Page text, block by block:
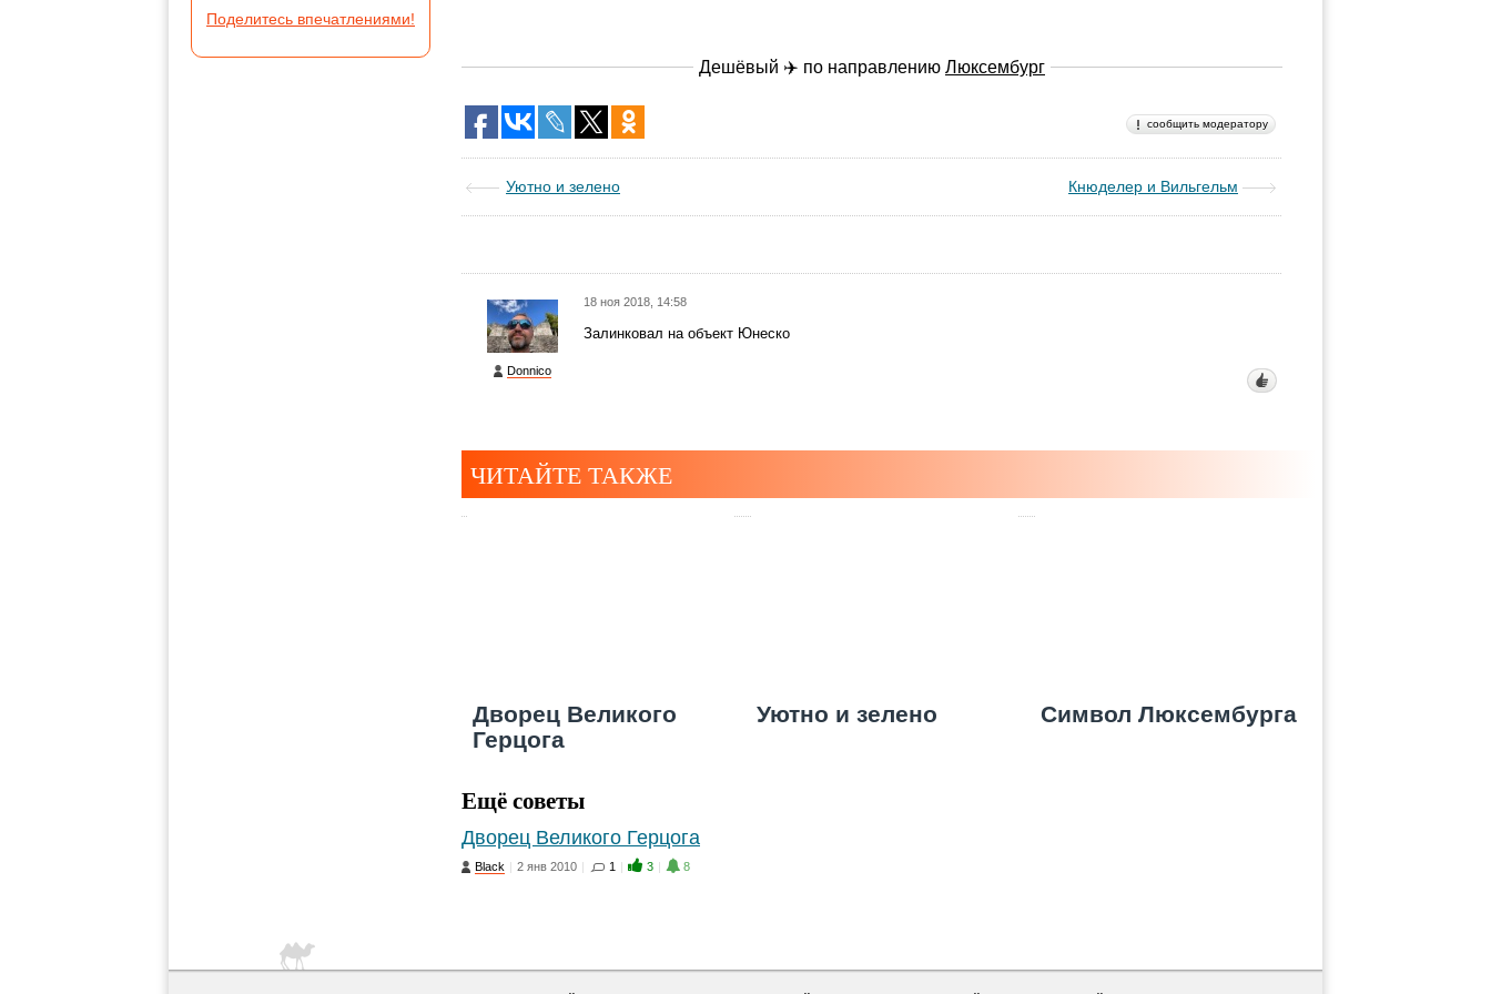
Поделитесь впечатлениями!
Дешёвый ✈️ по направлению Люксембург
сообщить модератору
Уютно и зелено Кнюделер и Вильгельм
Donnico
18 ноя 2018, 14:58
Залинковал на объект Юнеско
ЧИТАЙТЕ ТАКЖЕ
Дворец Великого
Герцога
Уютно и зелено Символ Люксембурга
Ещё советы
Дворец Великого Герцога
Black | 2 янв 2010 | 1 | 3 | 8